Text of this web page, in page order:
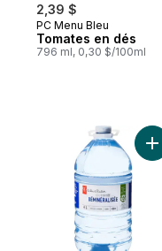
2,39 $
PC Menu Bleu
Tomates en dés
796 ml, 0,30 $/100ml